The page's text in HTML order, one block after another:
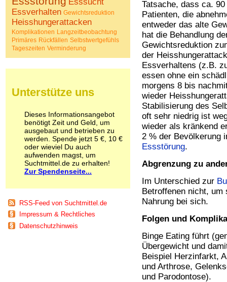
Tatsache, dass ca.
Patienten, die
entweder das alte
hat die Behandlung
Gewichtsreduktion
der
Essverhaltens (z.B.
essen ohne ein
morgens 8 bis
wieder
Stabilisierung des
oft sehr niedrig ist
wieder als kränkend
2 % der Bevölkerung
Essstörung.
Abgrenzung zu
Im Unterschied zur
Betroffenen nicht, um
Nahrung bei sich.
Folgen und
Binge Eating führt
Übergewicht und
Beispiel Herzinfarkt,
und Arthrose,
und Parodontose).
Meskalin
Metamphetamin
Methadon
Morphin
Muskatnuss
Psychopharmaka
Schmerzmittel
Schnüffelstoffe
Spice
Sucht / Süchte
Alkoholsucht
Arbeitssucht
Co-Abhängigkeit
Ess-Brechsucht
Essstörungen
Fernsehsucht
Internetsucht
Essverhalten Gewichtsreduktion
Heisshungerattacken
Komplikationen Langzeitbeobachtung
Primäres Rückfällen Selbstwertgefühls
Tageszeiten Verminderung
Unterstütze uns
Dieses Informationsangebot
benötigt Zeit und Geld, um
ausgebaut und betrieben zu
werden. Spende jetzt 5 €, 10 €
oder wieviel Du auch
aufwenden magst, um
Suchtmittel.de zu erhalten!
Zur Spendenseite...
RSS-Feed von Suchtmittel.de
Impressum & Rechtliches
Datenschutzhinweis